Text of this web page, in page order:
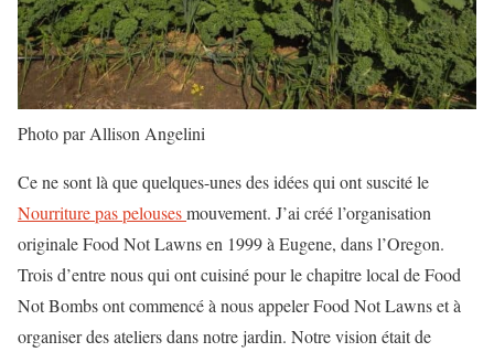
Photo par Allison Angelini
Ce ne sont là que quelques-unes des idées qui ont suscité le
Nourriture pas pelousesmouvement. J’ai créé l’organisation
originale Food Not Lawns en 1999 à Eugene, dans l’Oregon.
Trois d’entre nous qui ont cuisiné pour le chapitre local de Food
Not Bombs ont commencé à nous appeler Food Not Lawns et à
organiser des ateliers dans notre jardin. Notre vision était de